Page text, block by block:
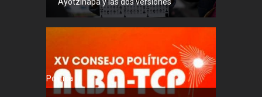
Ayotzinapa y las dos versiones
Política